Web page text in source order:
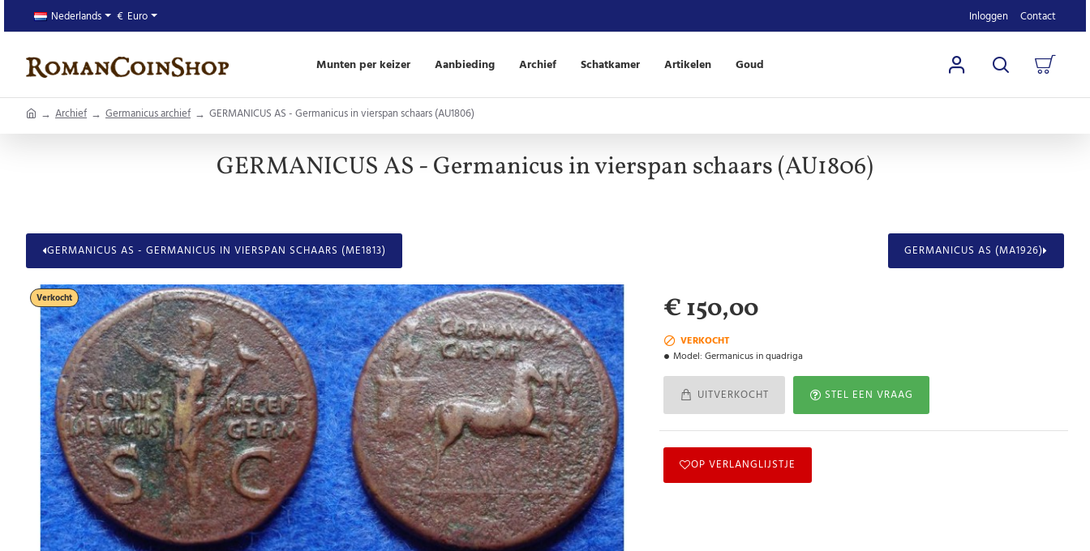
Nederlands € Euro Inloggen Contact
Munten per keizer Aanbieding Archief Schatkamer Artikelen Goud
homeArchief Germanicus archief GERMANICUS AS - Germanicus in vierspan schaars (AU1806)
GERMANICUS AS - Germanicus in vierspan schaars (AU1806)
GERMANICUS AS - GERMANICUS IN VIERSPAN SCHAARS (ME1813) GERMANICUS AS (MA1926)
Verkocht
VERKOCHT
Model: Germanicus in quadriga
€ 150,00
UITVERKOCHT STEL EEN VRAAG
OP VERLANGLIJSTJE